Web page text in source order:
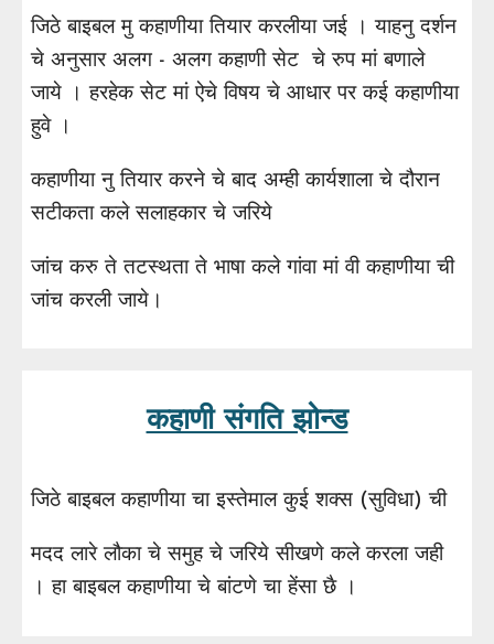
जिठे बाइबल मु कहाणीया तियार करलीया जई । याहनु दर्शन
चे अनुसार अलग - अलग कहाणी सेट चे रुप मां बणाले
जाये । हरहेक सेट मां ऐचे विषय चे आधार पर कई कहाणीया
हुवे ।
कहाणीया नु तियार करने चे बाद अम्ही कार्यशाला चे दौरान
सटीकता कले सलाहकार चे जरिये
जांच करु ते तटस्थता ते भाषा कले गांवा मां वी कहाणीया ची
जांच करली जाये।
कहाणी संगति झोन्ड
जिठे बाइबल कहाणीया चा इस्तेमाल कुई शक्स (सुविधा) ची
मदद लारे लौका चे समुह चे जरिये सीखणे कले करला जही
। हा बाइबल कहाणीया चे बांटणे चा हेंसा छै ।